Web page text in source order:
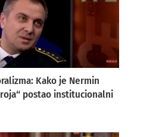
Kako je Nermin
postao institucionalni